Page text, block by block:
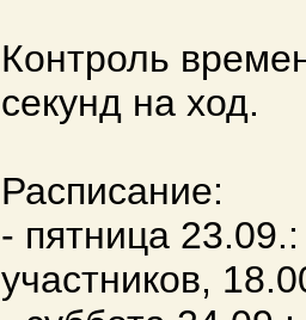
Контроль
секунд на ход.
Расписание:
- пятница
участников,